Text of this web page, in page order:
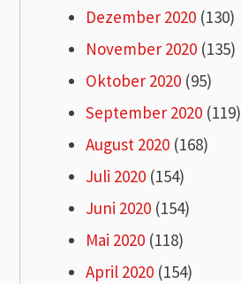
Dezember 2020 (130)
November 2020 (135)
Oktober 2020 (95)
September 2020 (119)
August 2020 (168)
Juli 2020 (154)
Juni 2020 (154)
Mai 2020 (118)
April 2020 (154)